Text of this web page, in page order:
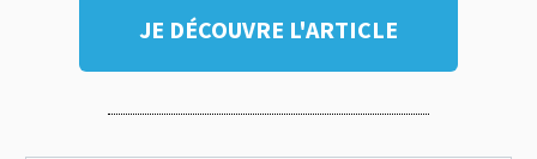
JE DÉCOUVRE L'ARTICLE